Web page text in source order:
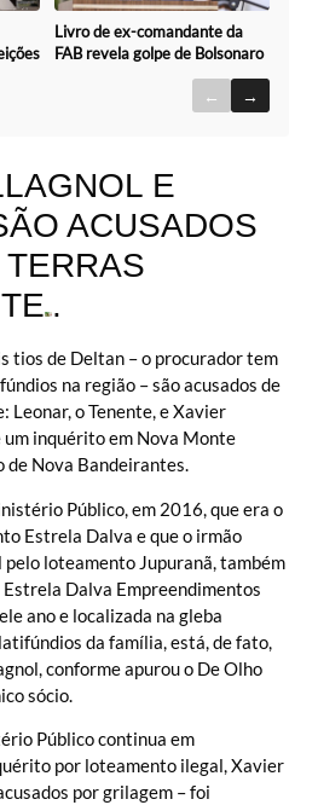
Livro de ex-comandante da
FAB revela golpe de Bolsonaro
← →
E
ACUSADOS
.
tios de Deltan – o procurador tem
na região – são acusados de
o Tenente, e Xavier
inquérito em Nova Monte
de Nova Bandeirantes.
Público, em 2016, que era o
Estrela Dalva e que o irmão
loteamento Jupuranã, também
Dalva Empreendimentos
ano e localizada na gleba
da família, está, de fato,
conforme apurou o De Olho
sócio.
Público continua em
por loteamento ilegal, Xavier
por grilagem – foi